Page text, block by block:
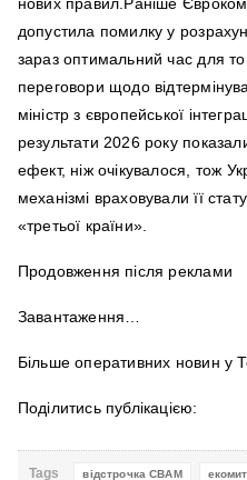
допустила помилку у
зараз оптимальний час для
переговори щодо
міністр з європейської
результати 2026 року
ефект, ніж очікувалося, тож
механізмі враховували її
«третьої країни».
Продовження після реклами
Завантаження…
Більше оперативних новин у
Поділитись публікацією:
Tags відстрочка CBAM